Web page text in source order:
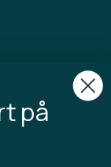
på